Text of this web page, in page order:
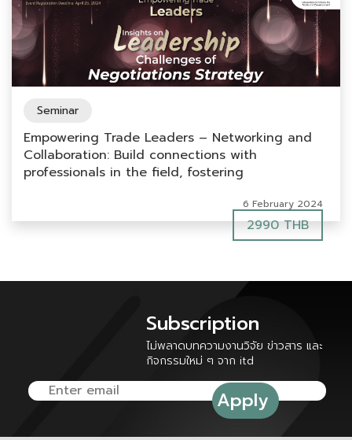
Seminar
Empowering Trade Leaders – Networking and
Collaboration: Build connections with
professionals in the field, fostering
6 February 2024
2990 THB
Subscription
ไม่พลาดบทความงานวิจัย ข่าวสาร และ
กิจกรรมใหม่ ๆ จาก itd